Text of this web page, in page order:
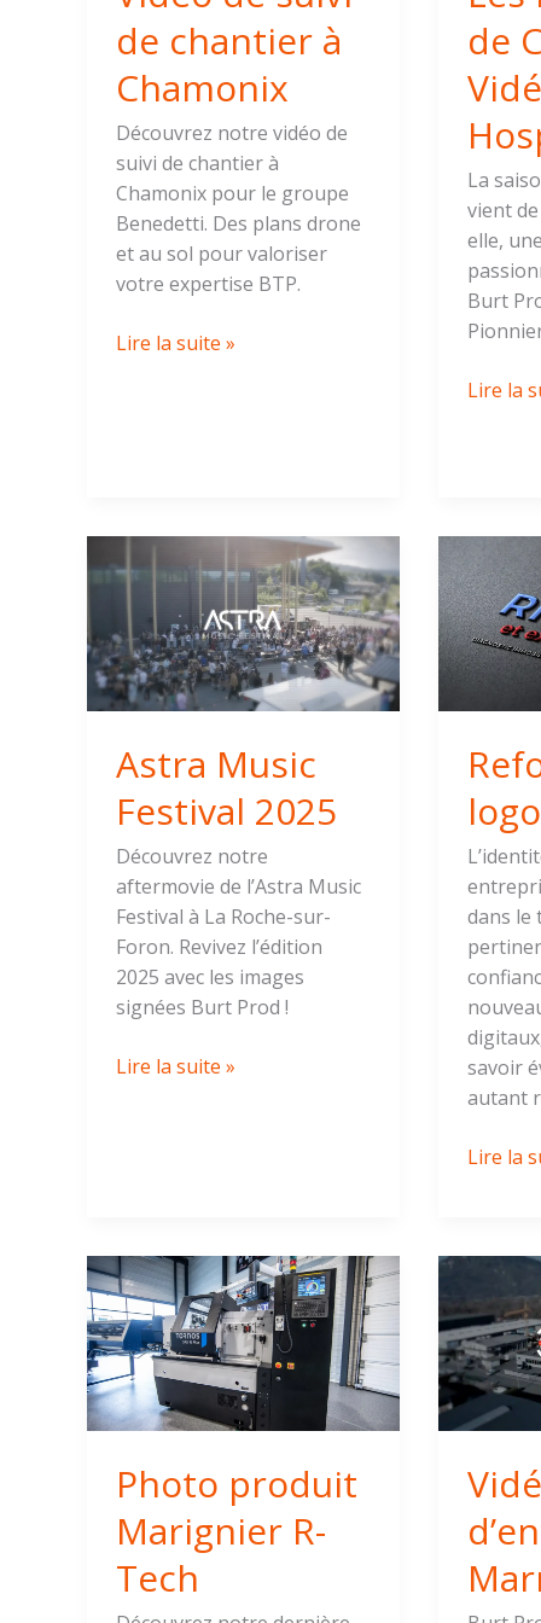
de chantier à
Chamonix
Découvrez notre vidéo de
suivi de chantier à
Chamonix pour le groupe
Benedetti. Des plans drone
et au sol pour valoriser
votre expertise BTP.
Lire la suite »
de
La
vient de
elle,
Burt
Lire la
Astra Music
Festival 2025
Découvrez notre
aftermovie de l’Astra Music
Festival à La Roche-sur-
Foron. Revivez l’édition
2025 avec les images
signées Burt Prod !
Astra
Music
Festival
2025
Lire la suite »
dans le
savoir
autant
de
logo
Ayze
Lire la
Photo produit
Marignier R-
Tech
Photo
produit
Marignier
R-
Tech
Vidéo
à
Marnaz